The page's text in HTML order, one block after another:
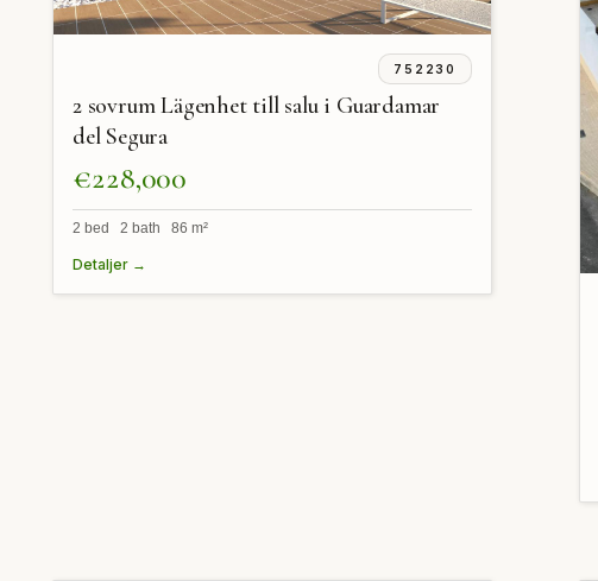
752230
2 sovrum Lägenhet till salu i Guardamar
del Segura
€228,000
2 bed 2 bath 86 m²
Detaljer →